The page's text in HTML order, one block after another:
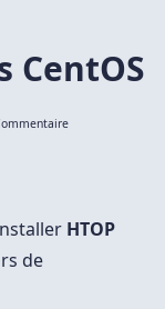
CentOS
Sur
HTOP
de